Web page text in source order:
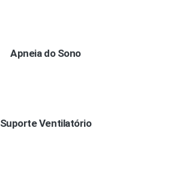
Apneia do Sono
Suporte Ventilatório